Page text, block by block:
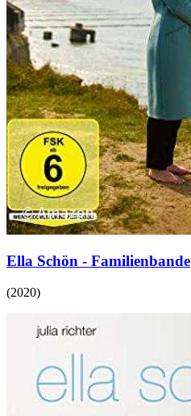
Ella Schön - Familienbande
(2020)